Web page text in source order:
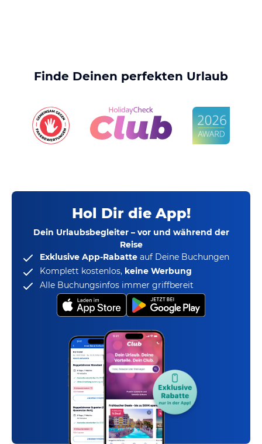
Finde Deinen perfekten Urlaub
Hol Dir die App!
Dein Urlaubsbegleiter – vor und während der
Reise
Exklusive App-Rabatte auf Deine Buchungen
Komplett kostenlos, keine Werbung
Alle Buchungsinfos immer griffbereit